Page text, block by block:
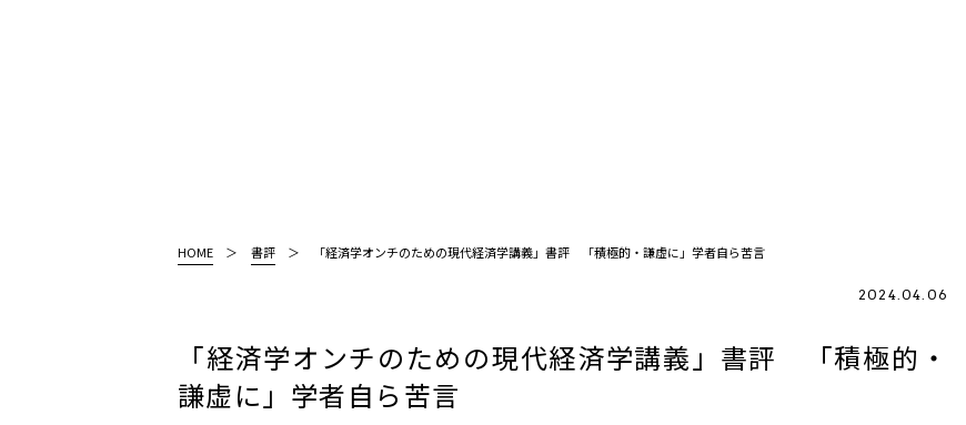
HOME 書評 「経済学オンチのための現代経済学講義」書評 「積極的・謙虚に」学者自ら苦言
2024.04.06
「経済学オンチのための現代経済学講義」書評 「積極的・
謙虚に」学者自ら苦言